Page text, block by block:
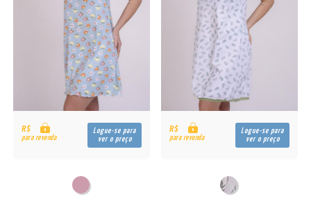
R$
para revenda
Logue-se para
ver o preço
R$
para revenda
Logue-se para
ver o preço